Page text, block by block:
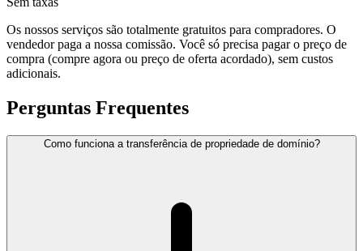
Os nossos serviços são totalmente gratuitos para compradores. O
vendedor paga a nossa comissão. Você só precisa pagar o preço de
compra (compre agora ou preço de oferta acordado), sem custos
adicionais.
Perguntas Frequentes
Como funciona a transferência de propriedade de domínio?